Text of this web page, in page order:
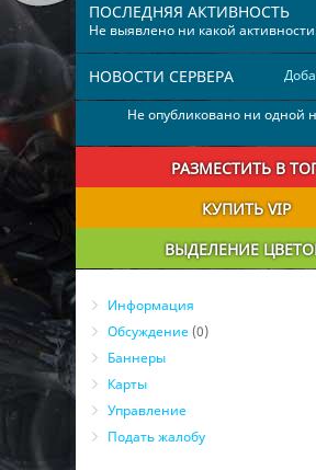
ПОСЛЕДНЯЯ АКТИВНОСТЬ
Не выявлено ни какой
НОВОСТИ СЕРВЕРА
Не опубликовано ни одной
РАЗМЕСТИТЬ В
КУПИТЬ VIP
ВЫДЕЛЕНИЕ
Информация
Обсуждение (0)
Баннеры
Карты
Управление
Подать жалобу